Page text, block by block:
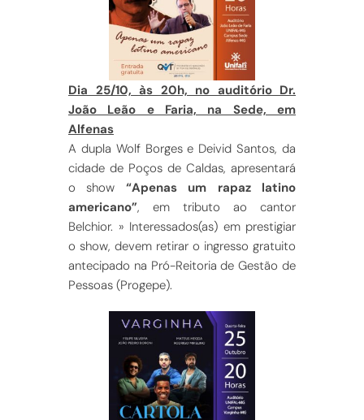
Dia 25/10, às 20h, no auditório Dr.
João Leão e Faria, na Sede, em
Alfenas
A dupla Wolf Borges e Deivid Santos, da
cidade de Poços de Caldas, apresentará
o show “Apenas um rapaz latino
americano”, em tributo ao cantor
Belchior. » Interessados(as) em prestigiar
o show, devem retirar o ingresso gratuito
antecipado na Pró-Reitoria de Gestão de
Pessoas (Progepe).